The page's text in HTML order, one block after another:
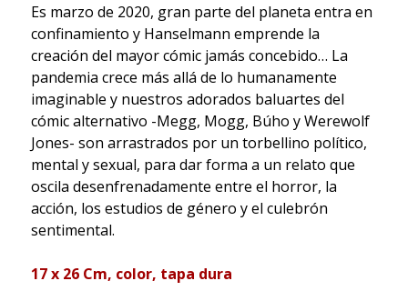
Es marzo de 2020, gran parte del planeta entra en
confinamiento y Hanselmann emprende la
creación del mayor cómic jamás concebido… La
pandemia crece más allá de lo humanamente
imaginable y nuestros adorados baluartes del
cómic alternativo -Megg, Mogg, Búho y Werewolf
Jones- son arrastrados por un torbellino político,
mental y sexual, para dar forma a un relato que
oscila desenfrenadamente entre el horror, la
acción, los estudios de género y el culebrón
sentimental.
17 x 26 Cm, color, tapa dura